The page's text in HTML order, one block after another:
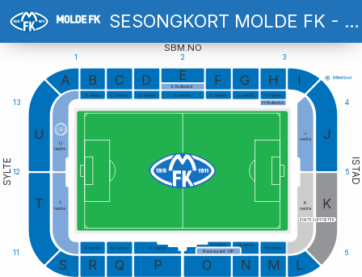
SESONGKORT MOLDE FK - 2026
A B
B nedre C nedre D nedre E nedre F nedre G nedre H nedre
J
nedre
U
nedre
T
nedre
R nedre Q nedre P nedre
O nedre N nedre
M nedre
K
nedre
C D E
H Rullestol
E Rullestol F G H I
J
K
L
M
N
O
P
Q
R
S
T
U
Restaurant VIP
1 2 3
4
5
6
13
12
11
Billlettbod
BORTESUPPORTER
SBM.NO
SYLTE ISTAD